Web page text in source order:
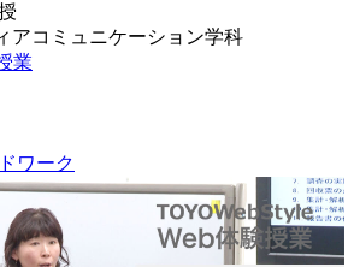
アコミュニケーション学科
業
ワーク